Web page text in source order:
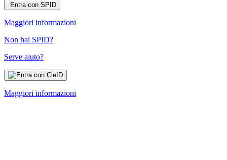
Entra con SPID
Maggiori informazioni
Non hai SPID?
Serve aiuto?
Maggiori informazioni